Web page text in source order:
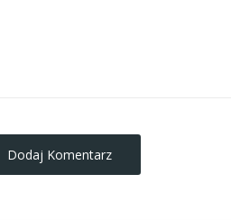
Dodaj Komentarz